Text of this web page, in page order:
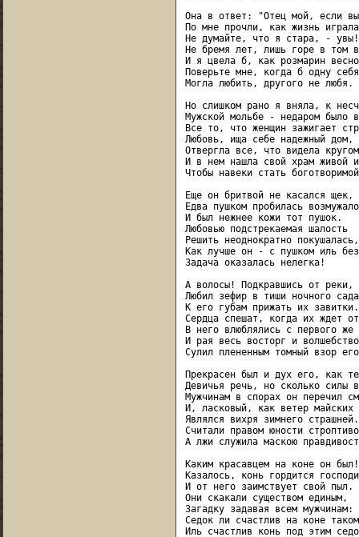
Она в ответ: "Отец мой, если вы
По мне прочли, как жизнь
Не думайте, что я стара, - увы!
Не бремя лет, лишь горе в том
И я цвела б, как розмарин
Поверьте мне, когда б одну себя
Могла любить, другого не любя.
Но слишком рано я вняла, к
Мужской мольбе - недаром было
Все то, что женщин зажигает
Любовь, ища себе надежный дом,
Отвергла все, что видела
И в нем нашла свой храм живой
Чтобы навеки стать
Еще он бритвой не касался щек,
Едва пушком пробилась
И был нежнее кожи тот пушок.
Любовью подстрекаемая шалость
Решить неоднократно покушалась,
Как лучше он - с пушком иль
Задача оказалась нелегка!
А волосы! Подкравшись от реки,
Любил зефир в тиши ночного сада
К его губам прижать их завитки.
Сердца спешат, когда их ждет
В него влюблялись с первого же
И рая весь восторг и волшебство
Сулил плененным томный взор
Прекрасен был и дух его, как
Девичья речь, но сколько силы
Мужчинам в спорах он перечил
И, ласковый, как ветер майских
Являлся вихря зимнего страшней.
Считали правом юности
А лжи служила маскою
Каким красавцем на коне он был!
Казалось, конь гордится
И от него заимствует свой пыл.
Они скакали существом единым,
Загадку задавая всем мужчинам:
Седок ли счастлив на коне
Иль счастлив конь под этим